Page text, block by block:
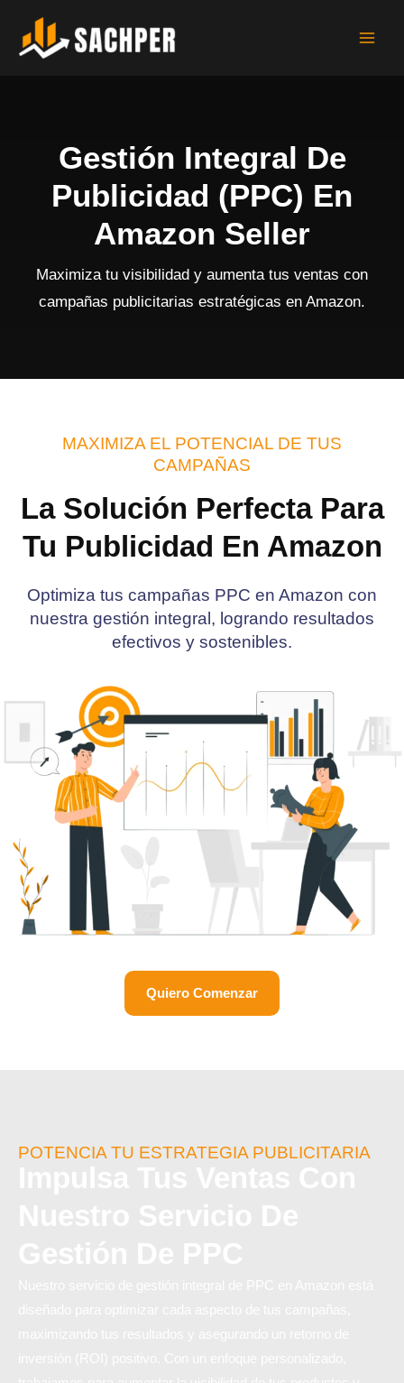
contenido
Gestión Integral De
Publicidad (PPC) En
Amazon Seller
Maximiza tu visibilidad y aumenta tus ventas con
campañas publicitarias estratégicas en Amazon.
MAXIMIZA EL POTENCIAL DE TUS
CAMPAÑAS
La Solución Perfecta Para
Tu Publicidad En Amazon
Optimiza tus campañas PPC en Amazon con
nuestra gestión integral, logrando resultados
efectivos y sostenibles.
Quiero Comenzar
POTENCIA TU ESTRATEGIA PUBLICITARIA